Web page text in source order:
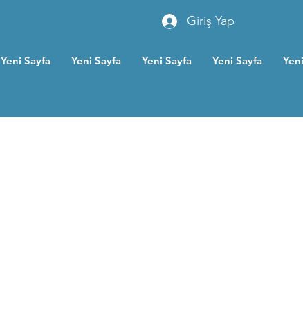
Giriş Yap
Yeni Sayfa Yeni Sayfa Yeni Sayfa Yeni Sayfa